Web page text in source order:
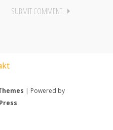
| Powered by